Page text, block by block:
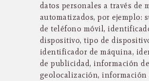
datos personales a través de
automatizados, por ejemplo:
de teléfono móvil,
dispositivo, tipo de
identificador de máquina,
de publicidad, información de
geolocalización, información